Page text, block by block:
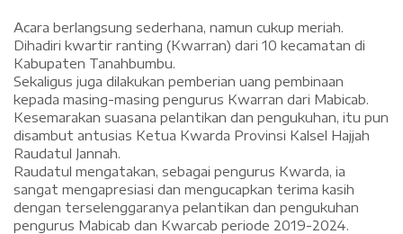
Acara berlangsung sederhana, namun cukup meriah.
Dihadiri kwartir ranting (Kwarran) dari 10 kecamatan di
Kabupaten Tanahbumbu.
Sekaligus juga dilakukan pemberian uang pembinaan
kepada masing-masing pengurus Kwarran dari Mabicab.
Kesemarakan suasana pelantikan dan pengukuhan, itu pun
disambut antusias Ketua Kwarda Provinsi Kalsel Hajjah
Raudatul Jannah.
Raudatul mengatakan, sebagai pengurus Kwarda, ia
sangat mengapresiasi dan mengucapkan terima kasih
dengan terselenggaranya pelantikan dan pengukuhan
pengurus Mabicab dan Kwarcab periode 2019-2024.